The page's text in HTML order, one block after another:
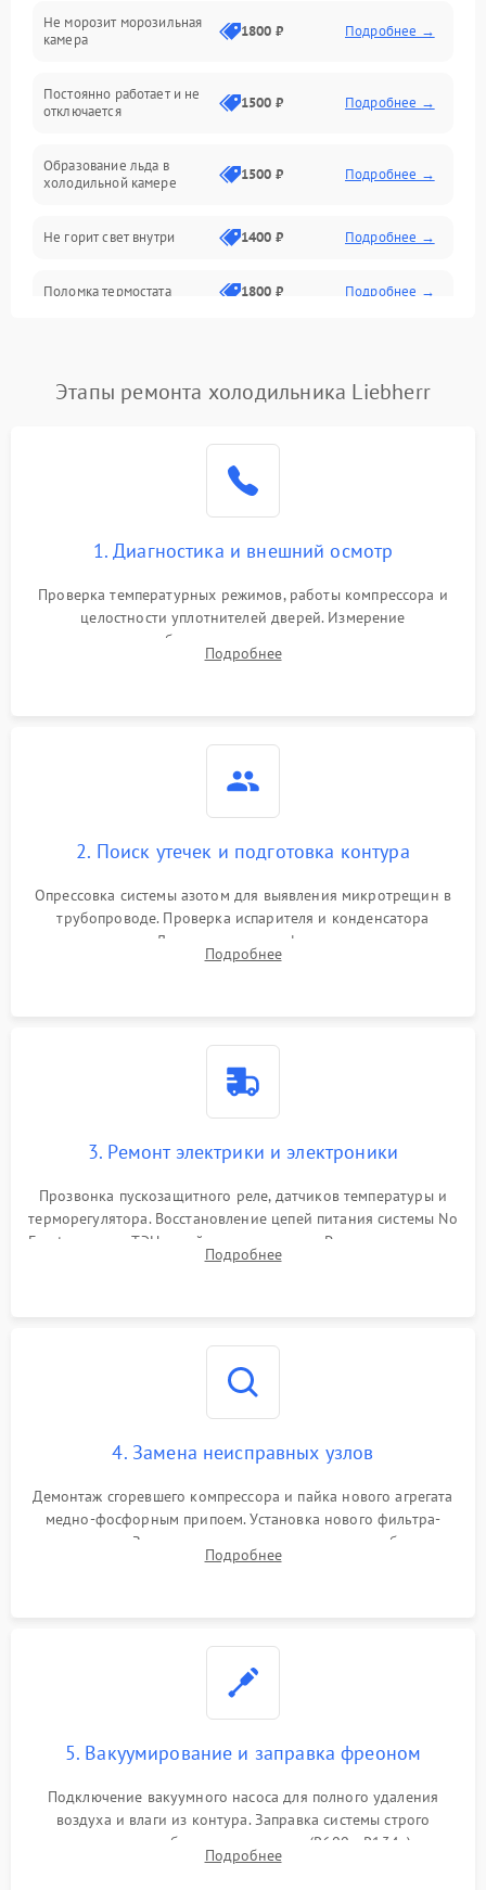
Дренаж
Не морозит морозильная
камера
1800 ₽ Подробнее →
Постоянно работает и не
отключается
1500 ₽ Подробнее →
Образование льда в
холодильной камере
1500 ₽ Подробнее →
Не горит свет внутри 1400 ₽ Подробнее →
Поломка термостата 1800 ₽ Подробнее →
Поломка системы No Frost 2600 ₽ Подробнее →
работе
2000 ₽ Подробнее →
1000 ₽
1800 ₽
Этапы ремонта холодильника Liebherr
1. Диагностика и внешний осмотр
Проверка температурных режимов, работы компрессора и
целостности уплотнителей дверей. Измерение
сопротивления обмоток мотора, проверка термостата и
считывание кодов ошибок с электронного дисплея.
Подробнее
2. Поиск утечек и подготовка контура
Опрессовка системы азотом для выявления микротрещин в
трубопроводе. Проверка испарителя и конденсатора
течеискателем. Демонтаж старого фильтра-осушителя и
продувка капиллярной трубки для устранения засоров.
Подробнее
3. Ремонт электрики и электроники
Прозвонка пускозащитного реле, датчиков температуры и
терморегулятора. Восстановление цепей питания системы No
Frost, включая ТЭН оттайки и вентилятор. Ремонт или замена
платы управления при сбоях алгоритмов.
Подробнее
4. Замена неисправных узлов
Демонтаж сгоревшего компрессора и пайка нового агрегата
медно-фосфорным припоем. Установка нового фильтра-
осушителя. Замена изношенных вентиляторов обдува,
сломанных заслонок или поврежденных дверных петель.
Подробнее
5. Вакуумирование и заправка фреоном
Подключение вакуумного насоса для полного удаления
воздуха и влаги из контура. Заправка системы строго
дозированным объемом хладагента (R600a, R134a) по
электронным весам. Контроль рабочего давления в системе.
Подробнее